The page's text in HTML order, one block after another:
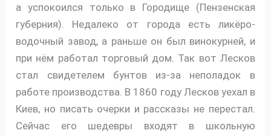
а успокоился только в Городище (Пензенская
губерния). Недалеко от города есть ликёро-
водочный завод, а раньше он был винокурней, и
при нём работал торговый дом. Так вот Лесков
стал свидетелем бунтов из-за неполадок в
работе производства. В 1860 году Лесков уехал в
Киев, но писать очерки и рассказы не перестал.
Сейчас его шедевры входят в школьную